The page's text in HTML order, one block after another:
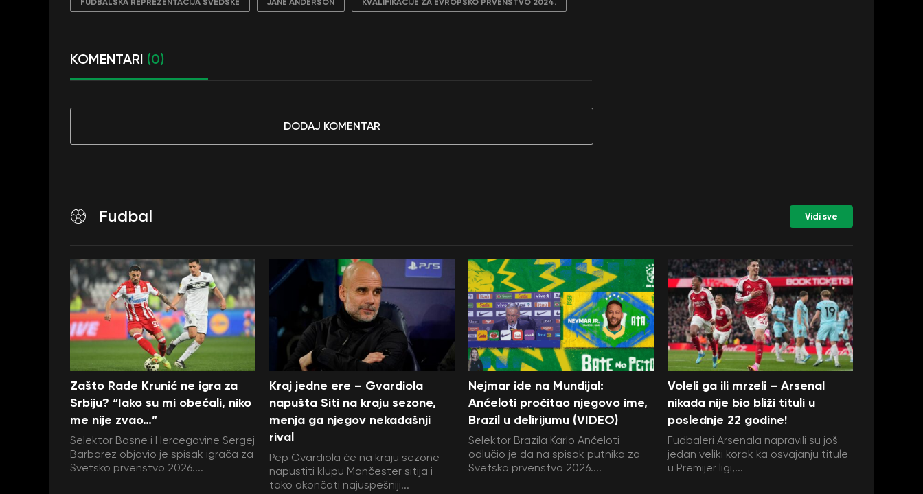
FUDBALSKA REPREZENTACIJA ŠVEDSKE JANE ANDERSON KVALIFIKACIJE ZA EVROPSKO PRVENSTVO 2024.
KOMENTARI (0)
DODAJ KOMENTAR
Fudbal Vidi sve
Zašto Rade Krunić ne igra za
Srbiju? “Iako su mi obećali, niko
me nije zvao…”
Selektor Bosne i Hercegovine Sergej
Barbarez objavio je spisak igrača za
Svetsko prvenstvo 2026....
Kraj jedne ere – Gvardiola
napušta Siti na kraju sezone,
menja ga njegov nekadašnji
rival
Pep Gvardiola će na kraju sezone
napustiti klupu Mančester sitija i
tako okončati najuspešniji...
Nejmar ide na Mundijal:
Anćeloti pročitao njegovo ime,
Brazil u delirijumu (VIDEO)
Selektor Brazila Karlo Anćeloti
odlučio je da na spisak putnika za
Svetsko prvenstvo 2026....
Voleli ga ili mrzeli – Arsenal
nikada nije bio bliži tituli u
poslednje 22 godine!
Fudbaleri Arsenala napravili su još
jedan veliki korak ka osvajanju titule
u Premijer ligi,...